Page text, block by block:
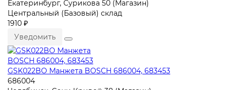
Екатеринбург, Сурикова 50 (Магазин)
Центральный (Базовый) склад
1910 ₽
Уведомить
GSK022BO Манжета BOSCH 686004, 683453
686004